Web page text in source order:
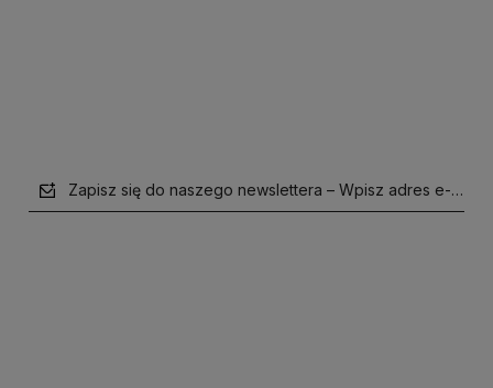
Zapisz się do naszego newslettera – Wpisz adres e-mail